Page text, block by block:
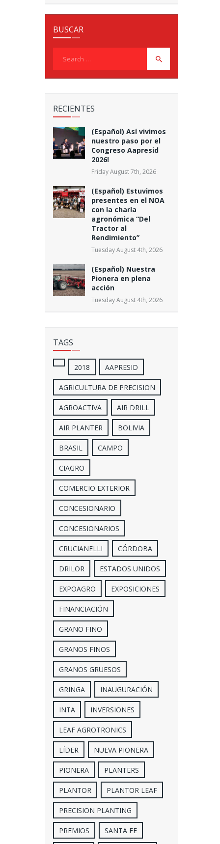
BUSCAR
RECIENTES
(Español) Así vivimos
nuestro paso por el
Congreso Aapresid
2026!
Friday August 7th, 2026
(Español) Estuvimos
presentes en el NOA
con la charla
agronómica “Del
Tractor al
Rendimiento”
Tuesday August 4th, 2026
(Español) Nuestra
Pionera en plena
acción
Tuesday August 4th, 2026
TAGS
2018 AAPRESID
AGRICULTURA DE PRECISION
AGROACTIVA AIR DRILL
AIR PLANTER BOLIVIA
BRASIL CAMPO
CIAGRO
COMERCIO EXTERIOR
CONCESIONARIO
CONCESIONARIOS
CRUCIANELLI CÓRDOBA
DRILOR ESTADOS UNIDOS
EXPOAGRO EXPOSICIONES
FINANCIACIÓN
GRANO FINO
GRANOS FINOS
GRANOS GRUESOS
GRINGA INAUGURACIÓN
INTA INVERSIONES
LEAF AGROTRONICS
LÍDER NUEVA PIONERA
PIONERA PLANTERS
PLANTOR PLANTOR LEAF
PRECISION PLANTING
PREMIOS SANTA FE